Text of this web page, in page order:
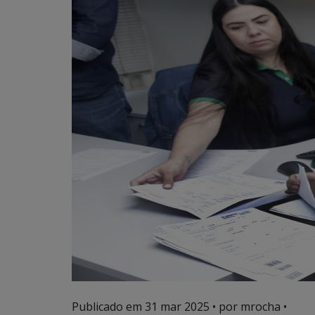
Publicado em 31 mar 2025 • por mrocha •